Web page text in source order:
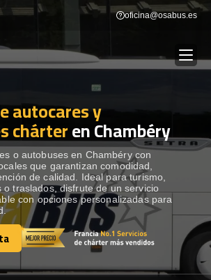
oficina@osabus.es
AUTOCARES
Show dropdown
Show dropdown
autocares y
chárteren Chambéry
o autobuses en Chambéry con
que garantizan comodidad,
de calidad. Ideal para turismo,
o traslados, disfrute de un servicio
con opciones personalizadas para